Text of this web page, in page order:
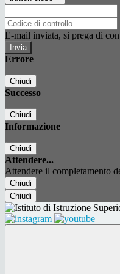
E-mail inviata, si prega di
Errore
Chiudi
Successo
Chiudi
Informazione
Chiudi
Attendere...
Attendere il completamento
Chiudi
Chiudi